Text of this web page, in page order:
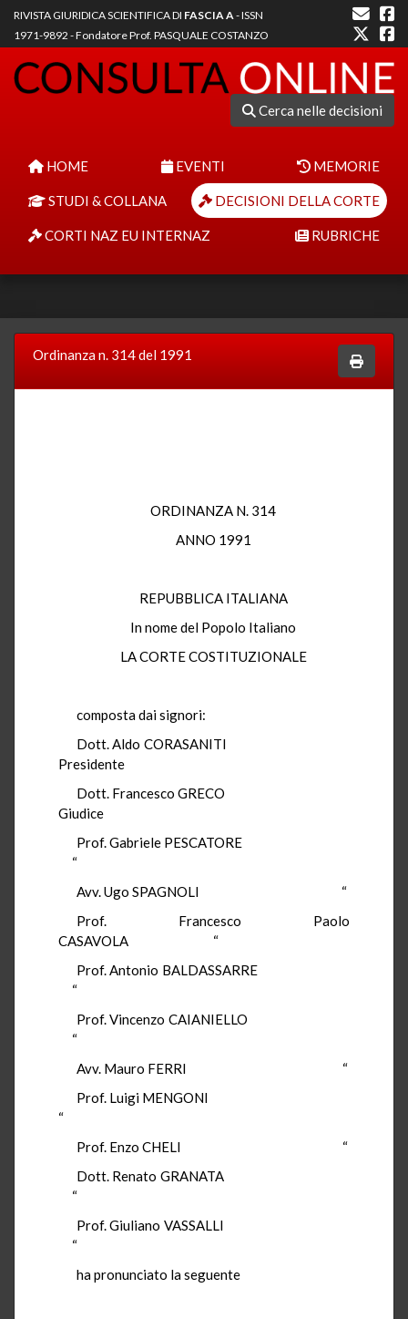
RIVISTA GIURIDICA SCIENTIFICA DI FASCIA A- ISSN
1971-9892 - Fondatore Prof. PASQUALE COSTANZO
Cerca nelle decisioni
HOME EVENTI MEMORIE
STUDI & COLLANA DECISIONI DELLA CORTE
CORTI NAZ EU INTERNAZ RUBRICHE
Ordinanza n. 314 del 1991
ORDINANZA N. 314
ANNO 1991
REPUBBLICA ITALIANA
In nome del Popolo Italiano
LA CORTE COSTITUZIONALE
composta dai signori:
Dott. Aldo CORASANITI
Presidente
Dott. Francesco GRECO
Giudice
Prof. Gabriele PESCATORE
“
Avv. Ugo SPAGNOLI “
Prof. Francesco Paolo
CASAVOLA “
Prof. Antonio BALDASSARRE
“
Prof. Vincenzo CAIANIELLO
“
Avv. Mauro FERRI “
Prof. Luigi MENGONI
“
Prof. Enzo CHELI “
Dott. Renato GRANATA
“
Prof. Giuliano VASSALLI
“
ha pronunciato la seguente